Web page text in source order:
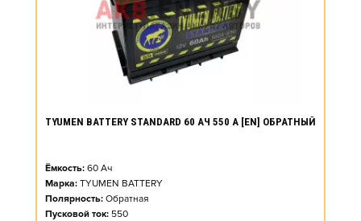
TYUMEN BATTERY STANDARD 60 АЧ 550 А [EN] ОБРАТНЫЙ
Ёмкость: 60 Ач
Марка: TYUMEN BATTERY
Полярность: Обратная
Пусковой ток: 550